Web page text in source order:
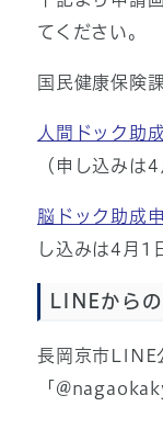
てください。
国民健康保険
人間ドック助
（申し込みは
脳ドック助成
し込みは4月1
LINEから
長岡京市LINE
「